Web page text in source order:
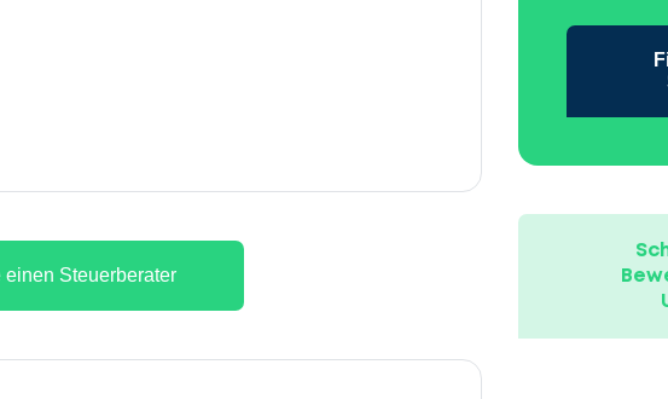
einen Steuerberater